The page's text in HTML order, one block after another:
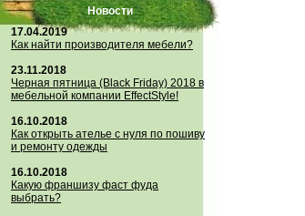
Новости
17.04.2019
Как найти производителя мебели?
23.11.2018
Черная пятница (Black Friday) 2018 в
мебельной компании EffectStyle!
16.10.2018
Как открыть ателье с нуля по пошиву
и ремонту одежды
16.10.2018
Какую франшизу фаст фуда
выбрать?